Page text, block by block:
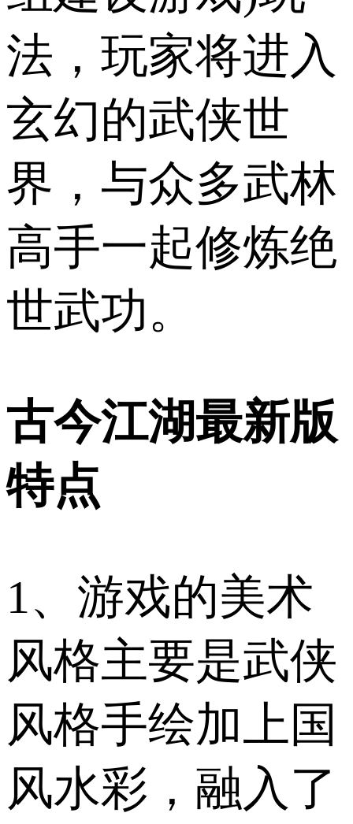
法，玩家将进入
玄幻的武侠世
界，与众多武林
高手一起修炼绝
世武功。
古今江湖最新版
特点
1、游戏的美术
风格主要是武侠
风格手绘加上国
风水彩，融入了